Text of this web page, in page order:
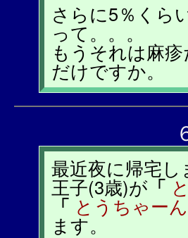
さらに5％くら
って。。。
もうそれは麻
だけですか。
最近夜に帰宅
王子(3歳)が 「
「 とうちゃーん
ます。